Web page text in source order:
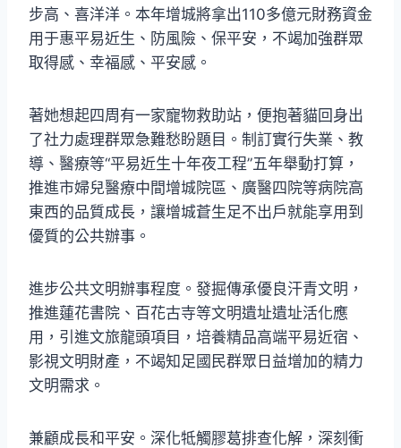
步高、喜洋洋。本年增城將拿出110多億元財務資金
用于惠平易近生、防風險、保平安，不竭加強群眾
取得感、幸福感、平安感。
著她想起四周有一家寵物救助站，便抱著貓回身出
了社力處理群眾急難愁盼題目。制訂實行失業、教
導、醫療等“平易近生十年夜工程”五年舉動打算，
推進市婦兒醫療中間增城院區、廣醫四院等病院高
東西的品質成長，讓增城蒼生足不出戶就能享用到
優質的公共辦事。
進步公共文明辦事程度。發掘傳承優良汗青文明，
推進蓮花書院、百花古寺等文明遺址遺址活化應
用，引進文旅龍頭項目，培養精品高端平易近宿、
影視文明財產，不竭知足國民群眾日益增加的精力
文明需求。
兼顧成長和平安。深化牴觸膠葛排查化解，深刻衝